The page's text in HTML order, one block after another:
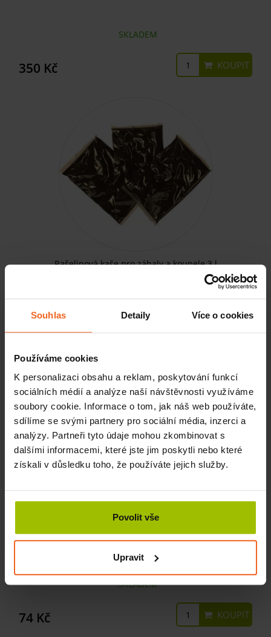
Souhlas Detaily Více o cookies
Používáme cookies
K personalizaci obsahu a reklam, poskytování funkcí
sociálních médií a analýze naší návštěvnosti využíváme
soubory cookie. Informace o tom, jak náš web používáte,
sdílíme se svými partnery pro sociální média, inzerci a
analýzy. Partneři tyto údaje mohou zkombinovat s
dalšími informacemi, které jste jim poskytli nebo které
získali v důsledku toho, že používáte jejich služby.
Povolit vše
Upravit
SKLADEM
350 Kč KOUPIT
Rašelinová kaše pro zábaly a koupele 3 l
SKLADEM
Rašelinová kaše pro zábaly a koupele 1 l
SKLADEM
74 Kč KOUPIT